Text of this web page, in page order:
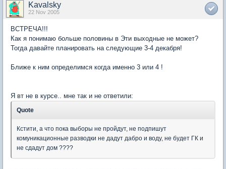
Kavalsky
22 Nov 2005
ВСТРЕЧА!!!
Как я понимаю больше половины в Эти выходные не может?
Тогда давайте планировать на следующие 3-4 декабря!
Ближе к ним определимся когда именно 3 или 4 !
Я вт не в курсе.. мне так и не ответили:
Quote
Кстити, а что пока выборы не пройдут, не подпишут
комуникационные разводки не дадут дабро и воду, не будет ГК и
не сдадут дом ????